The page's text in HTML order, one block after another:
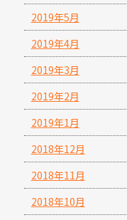
2019年5月
2019年4月
2019年3月
2019年2月
2019年1月
2018年12月
2018年11月
2018年10月